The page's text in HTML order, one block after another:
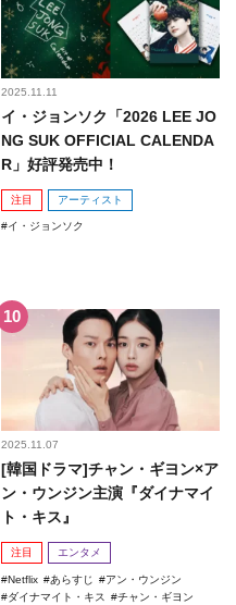
2025.11.11
イ・ジョンソク「2026 LEE JO
NG SUK OFFICIAL CALENDA
R」好評発売中！
注目 アーティスト
イ・ジョンソク
2025.11.07
[韓国ドラマ]チャン・ギヨン×ア
ン・ウンジン主演『ダイナマイ
ト・キス』
注目 エンタメ
Netflix あらすじ
アン・ウンジン
ダイナマイト・キス
チャン・ギヨン